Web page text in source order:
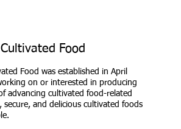
Food
Food was established in April
on or interested in producing
advancing cultivated food-related
and delicious cultivated foods